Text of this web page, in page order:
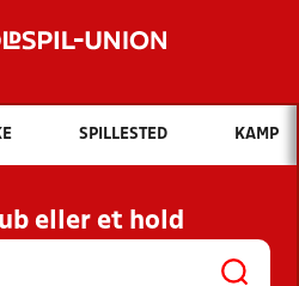
Hvad vil du søge efter?
INDHOLD OG NYHEDER
KLUBBER OG
HOLD
SPILLESTED KAMP
eller et hold